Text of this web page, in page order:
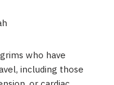
who have
including those